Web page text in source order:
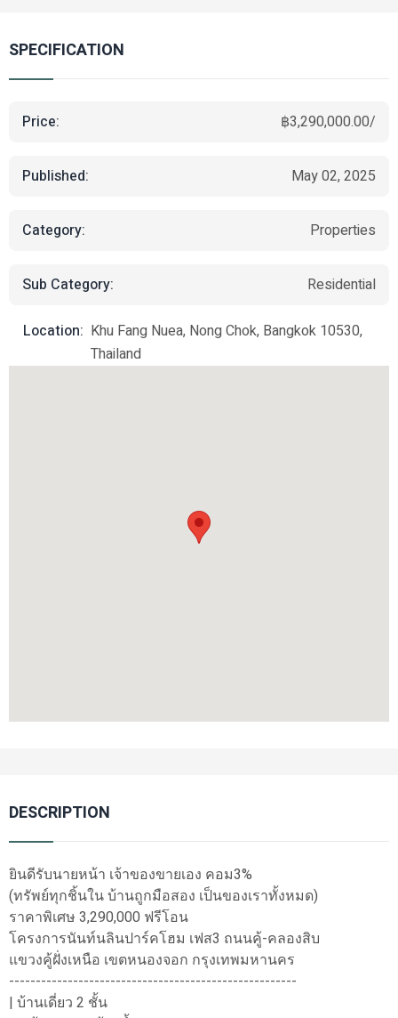
SPECIFICATION
Price: ฿3,290,000.00/
Published: May 02, 2025
Category: Properties
Sub Category: Residential
Location: Khu Fang Nuea, Nong Chok, Bangkok 10530,
Thailand
DESCRIPTION
ยินดีรับนายหน้า เจ้าของขายเอง คอม3%
(ทรัพย์ทุกชิ้นใน บ้านถูกมือสอง เป็นของเราทั้งหมด)
ราคาพิเศษ 3,290,000 ฟรีโอน
โครงการนันท์นลินปาร์คโฮม เฟส3 ถนนคู้-คลองสิบ
แขวงคู้ฝั่งเหนือ เขตหนองจอก กรุงเทพมหานคร
------------------------------------------------------
| บ้านเดี่ยว 2 ชั้น